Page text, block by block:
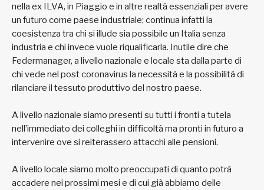
nella ex ILVA, in Piaggio e in altre realtà essenziali per avere
un futuro come paese industriale; continua infatti la
coesistenza tra chi si illude sia possibile un Italia senza
industria e chi invece vuole riqualificarla. Inutile dire che
Federmanager, a livello nazionale e locale sta dalla parte di
chi vede nel post coronavirus la necessità e la possibilità di
rilanciare il tessuto produttivo del nostro paese.
A livello nazionale siamo presenti su tutti i fronti a tutela
nell’immediato dei colleghi in difficoltà ma pronti in futuro a
intervenire ove si reiterassero attacchi alle pensioni.
A livello locale siamo molto preoccupati di quanto potrà
accadere nei prossimi mesi e di cui già abbiamo delle